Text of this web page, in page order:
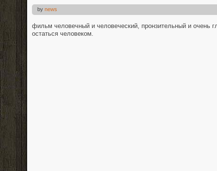
by news
фильм человечный и человеческий, пронзительный и очень
остаться человеком.